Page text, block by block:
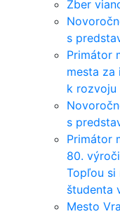
Zber
s
Primátor
mesta za
k rozvoju
s
Primátor
80.
Topľou si
študenta
Mesto